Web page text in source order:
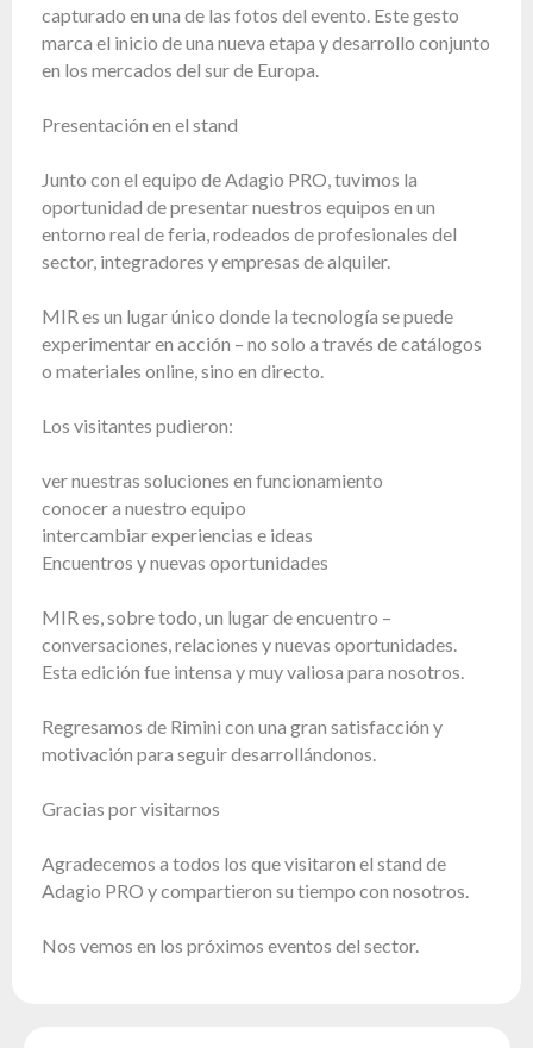
servicio
Devolución
del
después
Leasing
Preguntas
Frecuentes
Elegir
serie
capturado en una de las fotos del evento. Este gesto
marca el inicio de una nueva etapa y desarrollo conjunto
en los mercados del sur de Europa.
Presentación en el stand
Junto con el equipo de Adagio PRO, tuvimos la
oportunidad de presentar nuestros equipos en un
entorno real de feria, rodeados de profesionales del
sector, integradores y empresas de alquiler.
MIR es un lugar único donde la tecnología se puede
experimentar en acción – no solo a través de catálogos
o materiales online, sino en directo.
Los visitantes pudieron:
ver nuestras soluciones en funcionamiento
conocer a nuestro equipo
intercambiar experiencias e ideas
Encuentros y nuevas oportunidades
MIR es, sobre todo, un lugar de encuentro –
conversaciones, relaciones y nuevas oportunidades.
Esta edición fue intensa y muy valiosa para nosotros.
Regresamos de Rimini con una gran satisfacción y
motivación para seguir desarrollándonos.
Gracias por visitarnos
Agradecemos a todos los que visitaron el stand de
Adagio PRO y compartieron su tiempo con nosotros.
Nos vemos en los próximos eventos del sector.